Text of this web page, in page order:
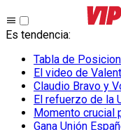
Es tendencia:
Tabla de
El video de
Claudio Bravo y
El refuerzo de la
Momento crucial
Gana Unión